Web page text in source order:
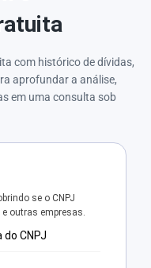
com histórico de dívidas,
aprofundar a análise,
em uma consulta sob
se o CNPJ
outras empresas.
CNPJ